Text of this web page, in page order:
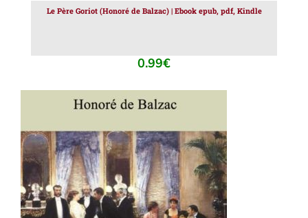
Le Père Goriot (Honoré de Balzac) | Ebook epub, pdf, Kindle
0.99€